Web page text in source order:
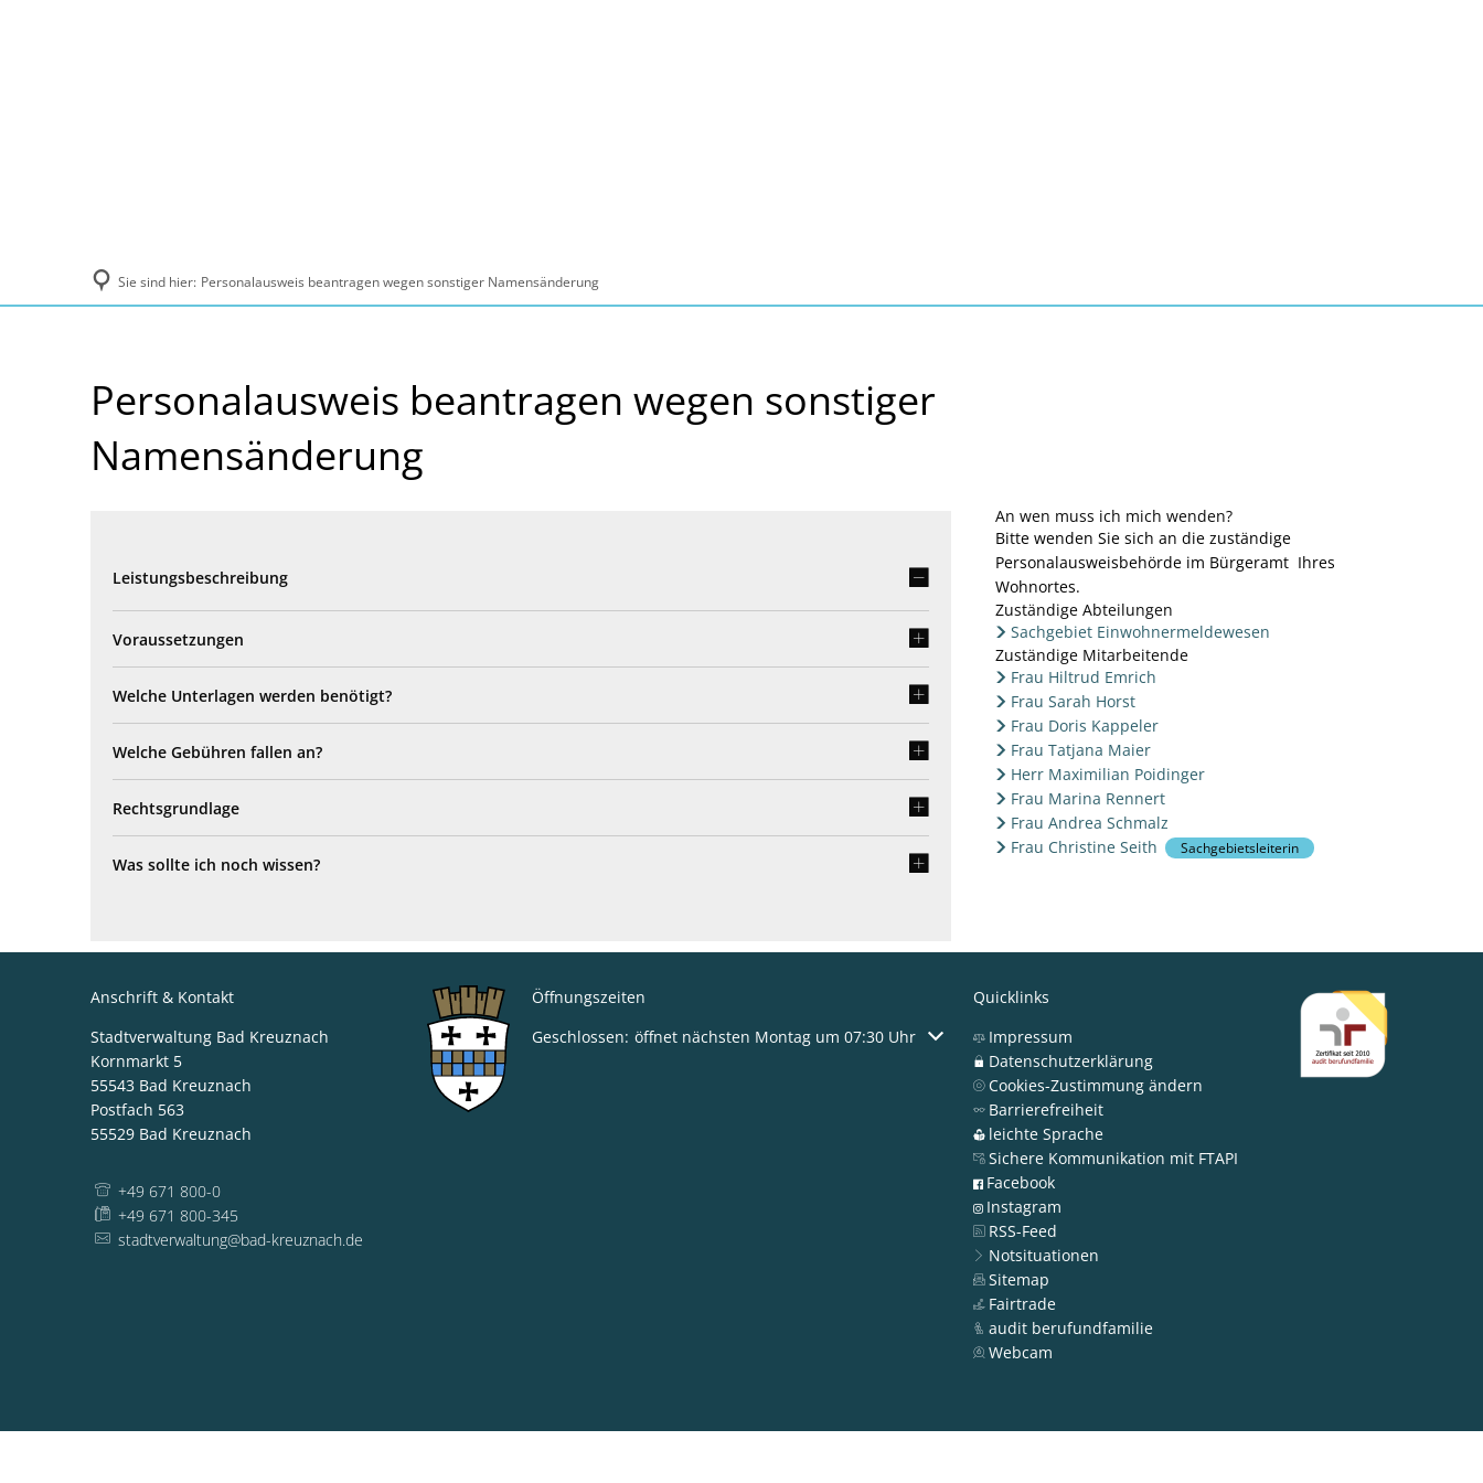
Sie sind hier: Personalausweis beantragen wegen sonstiger Namensänderung
Personalausweis beantragen wegen sonstiger
Namensänderung
Leistungsbeschreibung
Voraussetzungen
Welche Unterlagen werden benötigt?
Welche Gebühren fallen an?
Rechtsgrundlage
Was sollte ich noch wissen?
An wen muss ich mich wenden?
Bitte wenden Sie sich an die zuständige
Personalausweisbehörde im Bürgeramt Ihres
Wohnortes.
Zuständige Abteilungen
Sachgebiet Einwohnermeldewesen
Zuständige Mitarbeitende
Frau Hiltrud Emrich
Frau Sarah Horst
Frau Doris Kappeler
Frau Tatjana Maier
Herr Maximilian Poidinger
Frau Marina Rennert
Frau Andrea Schmalz
Frau Christine Seith
Sachgebietsleiterin
Anschrift & Kontakt
Stadtverwaltung Bad Kreuznach
Kornmarkt 5
55543 Bad Kreuznach
Postfach 563
55529 Bad Kreuznach
+49 671 800-0
+49 671 800-345
stadtverwaltung@bad-kreuznach.de
Öffnungszeiten
Klicken, um weitere Öffnungs- oder Schließzeiten auszublenden
Geschlossen: öffnet nächsten Montag um 07:30 Uhr
Quicklinks
Impressum
Datenschutzerklärung
Cookies-Zustimmung ändern
Barrierefreiheit
leichte Sprache
Sichere Kommunikation mit FTAPI
Facebook
Instagram
RSS-Feed
Notsituationen
Sitemap
Fairtrade
audit berufundfamilie
Webcam